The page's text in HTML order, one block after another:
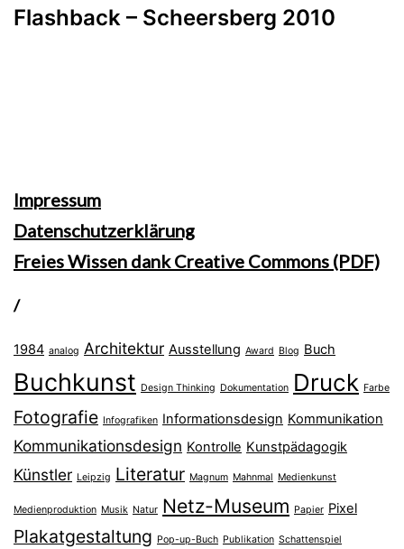
Flashback – Scheersberg 2010
Impressum
Datenschutzerklärung
Freies Wissen dank Creative Commons (PDF)
/
1984 analog Architektur Ausstellung Award Blog Buch
Buchkunst Design Thinking Dokumentation Druck Farbe
Fotografie Infografiken Informationsdesign Kommunikation
Kommunikationsdesign Kontrolle Kunstpädagogik
Künstler Leipzig Literatur Magnum Mahnmal Medienkunst
Medienproduktion Musik Natur Netz-Museum Papier Pixel
Plakatgestaltung Pop-up-Buch Publikation Schattenspiel